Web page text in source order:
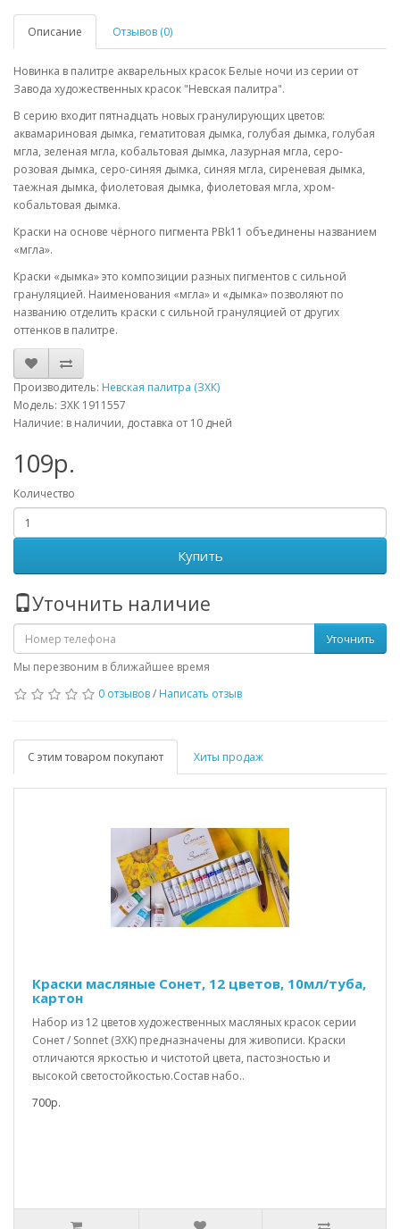
Описание Отзывов (0)
Новинка в палитре акварельных красок Белые ночи из серии от
Завода художественных красок "Невская палитра".
В серию входит пятнадцать новых гранулирующих цветов:
аквамариновая дымка, гематитовая дымка, голубая дымка, голубая
мгла, зеленая мгла, кобальтовая дымка, лазурная мгла, серо-
розовая дымка, серо-синяя дымка, синяя мгла, сиреневая дымка,
таежная дымка, фиолетовая дымка, фиолетовая мгла, хром-
кобальтовая дымка.
Краски на основе чёрного пигмента PBk11 объединены названием
«мгла».
Краски «дымка» это композиции разных пигментов с сильной
грануляцией. Наименования «мгла» и «дымка» позволяют по
названию отделить краски с сильной грануляцией от других
оттенков в палитре.
Производитель: Невская палитра (ЗХК)
Модель: ЗХК 1911557
Наличие: в наличии, доставка от 10 дней
109р.
Количество
Купить
Уточнить наличие
Уточнить
Мы перезвоним в ближайшее время
0 отзывов/ Написать отзыв
С этим товаром покупают Хиты продаж
Краски масляные Сонет, 12 цветов, 10мл/туба,
картон
Набор из 12 цветов художественных масляных красок серии
Сонет / Sonnet (ЗХК) предназначены для живописи. Краски
отличаются яркостью и чистотой цвета, пастозностью и
высокой светостойкостью.Состав набо..
700р.